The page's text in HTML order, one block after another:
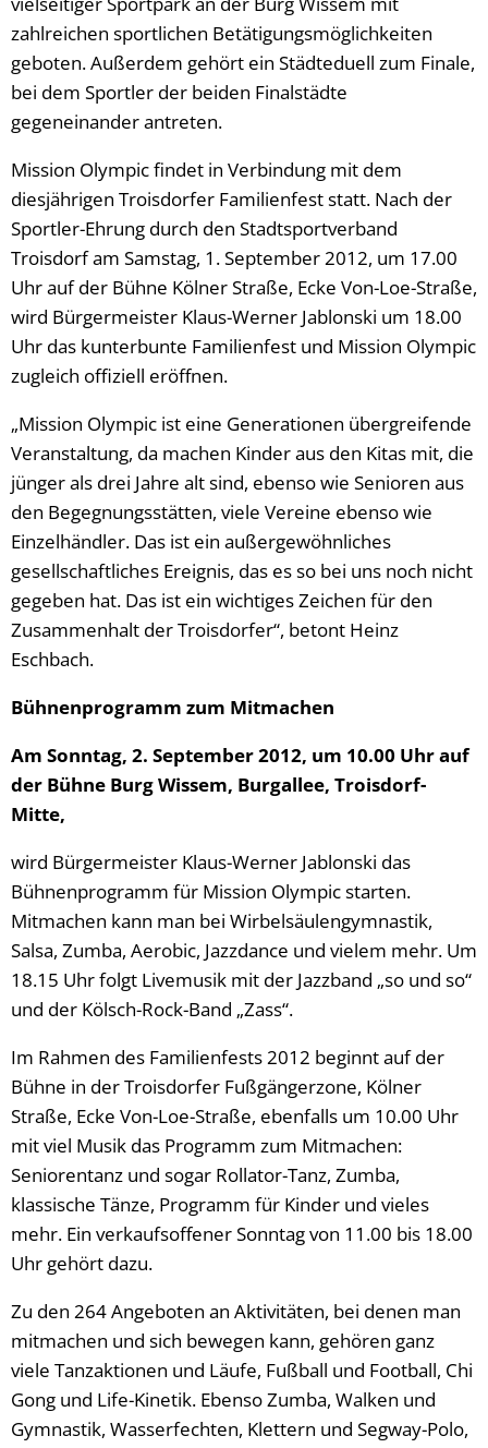
zahlreichen sportlichen Betätigungsmöglichkeiten
geboten. Außerdem gehört ein Städteduell zum Finale,
bei dem Sportler der beiden Finalstädte
gegeneinander antreten.
Mission Olympic findet in Verbindung mit dem
diesjährigen Troisdorfer Familienfest statt. Nach der
Sportler-Ehrung durch den Stadtsportverband
Troisdorf am Samstag, 1. September 2012, um 17.00
Uhr auf der Bühne Kölner Straße, Ecke Von-Loe-Straße,
wird Bürgermeister Klaus-Werner Jablonski um 18.00
Uhr das kunterbunte Familienfest und Mission Olympic
zugleich offiziell eröffnen.
„Mission Olympic ist eine Generationen übergreifende
Veranstaltung, da machen Kinder aus den Kitas mit, die
jünger als drei Jahre alt sind, ebenso wie Senioren aus
den Begegnungsstätten, viele Vereine ebenso wie
Einzelhändler. Das ist ein außergewöhnliches
gesellschaftliches Ereignis, das es so bei uns noch nicht
gegeben hat. Das ist ein wichtiges Zeichen für den
Zusammenhalt der Troisdorfer“, betont Heinz
Eschbach.
Bühnenprogramm zum Mitmachen
Am Sonntag, 2. September 2012, um 10.00 Uhr auf
der Bühne Burg Wissem, Burgallee, Troisdorf-
Mitte,
wird Bürgermeister Klaus-Werner Jablonski das
Bühnenprogramm für Mission Olympic starten.
Mitmachen kann man bei Wirbelsäulengymnastik,
Salsa, Zumba, Aerobic, Jazzdance und vielem mehr. Um
18.15 Uhr folgt Livemusik mit der Jazzband „so und so“
und der Kölsch-Rock-Band „Zass“.
Im Rahmen des Familienfests 2012 beginnt auf der
Bühne in der Troisdorfer Fußgängerzone, Kölner
Straße, Ecke Von-Loe-Straße, ebenfalls um 10.00 Uhr
mit viel Musik das Programm zum Mitmachen:
Seniorentanz und sogar Rollator-Tanz, Zumba,
klassische Tänze, Programm für Kinder und vieles
mehr. Ein verkaufsoffener Sonntag von 11.00 bis 18.00
Uhr gehört dazu.
Zu den 264 Angeboten an Aktivitäten, bei denen man
mitmachen und sich bewegen kann, gehören ganz
viele Tanzaktionen und Läufe, Fußball und Football, Chi
Gong und Life-Kinetik. Ebenso Zumba, Walken und
Gymnastik, Wasserfechten, Klettern und Segway-Polo,